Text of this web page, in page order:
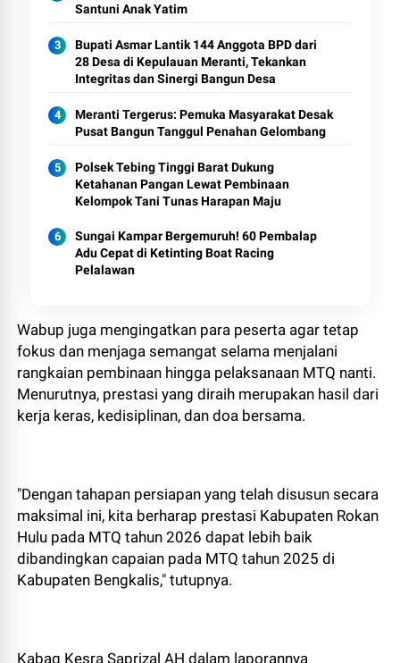
Santuni Anak Yatim
Bupati Asmar Lantik 144 Anggota BPD dari
28 Desa di Kepulauan Meranti, Tekankan
Integritas dan Sinergi Bangun Desa
Meranti Tergerus: Pemuka Masyarakat Desak
Pusat Bangun Tanggul Penahan Gelombang
Polsek Tebing Tinggi Barat Dukung
Ketahanan Pangan Lewat Pembinaan
Kelompok Tani Tunas Harapan Maju
Sungai Kampar Bergemuruh! 60 Pembalap
Adu Cepat di Ketinting Boat Racing
Pelalawan
Wabup juga mengingatkan para peserta agar tetap
fokus dan menjaga semangat selama menjalani
rangkaian pembinaan hingga pelaksanaan MTQ nanti.
Menurutnya, prestasi yang diraih merupakan hasil dari
kerja keras, kedisiplinan, dan doa bersama.
"Dengan tahapan persiapan yang telah disusun secara
maksimal ini, kita berharap prestasi Kabupaten Rokan
Hulu pada MTQ tahun 2026 dapat lebih baik
dibandingkan capaian pada MTQ tahun 2025 di
Kabupaten Bengkalis," tutupnya.
Kabag Kesra Saprizal AH dalam laporannya